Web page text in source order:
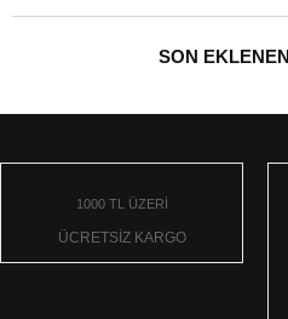
SON
1000 TL ÜZERİ
ÜCRETSİZ KARGO